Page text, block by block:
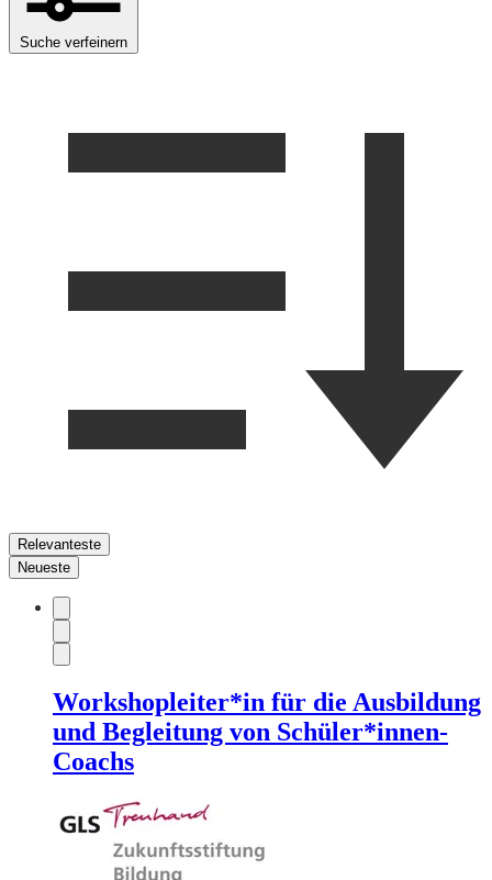
Suche verfeinern
Relevanteste
Neueste
Workshopleiter*in für die Ausbildung
und Begleitung von Schüler*innen-
Coachs